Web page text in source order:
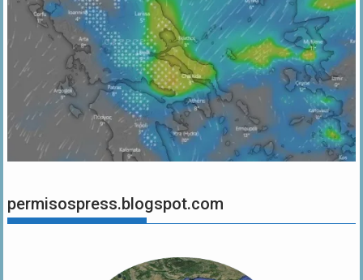
permisospress.blogspot.com